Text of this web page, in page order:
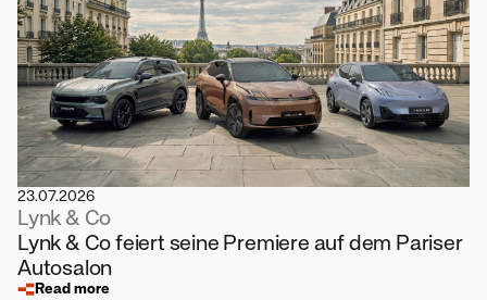
23.07.2026
Lynk & Co
Lynk & Co feiert seine Premiere auf dem Pariser
Autosalon
Read more